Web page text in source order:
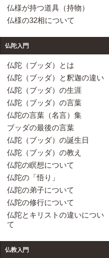
仏様が持つ道具（持物）
仏様の32相について
仏陀（ブッダ）とは
仏陀（ブッダ）と釈迦の違い
仏陀（ブッダ）の生涯
仏陀（ブッダ）の言葉
仏陀の言葉（名言）集
ブッダの最後の言葉
仏陀（ブッダ）の誕生日
仏陀（ブッダ）の教え
仏陀の瞑想について
仏陀の「悟り」
仏陀の弟子について
仏陀の修行について
仏陀とキリストの違いについ
て